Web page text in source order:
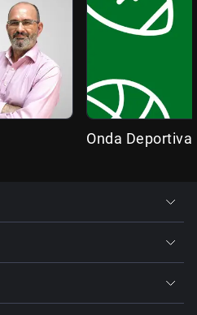
Onda Deportiva